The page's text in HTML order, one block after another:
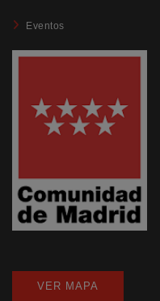
Eventos
VER MAPA